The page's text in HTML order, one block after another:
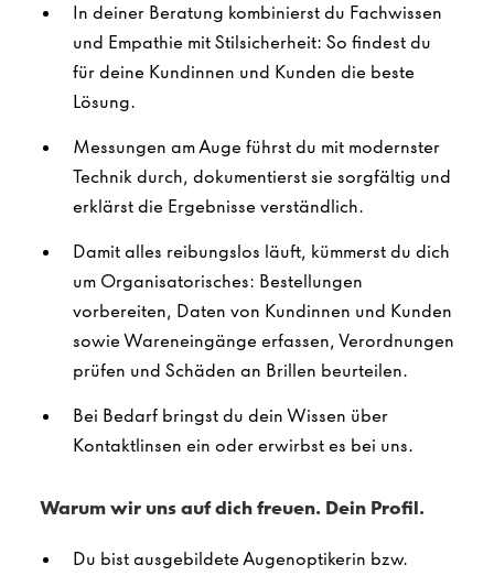
In deiner Beratung kombinierst du Fachwissen
und Empathie mit Stilsicherheit: So findest du
für deine Kundinnen und Kunden die beste
Lösung.
Messungen am Auge führst du mit modernster
Technik durch, dokumentierst sie sorgfältig und
erklärst die Ergebnisse verständlich.
Damit alles reibungslos läuft, kümmerst du dich
um Organisatorisches: Bestellungen
vorbereiten, Daten von Kundinnen und Kunden
sowie Wareneingänge erfassen, Verordnungen
prüfen und Schäden an Brillen beurteilen.
Bei Bedarf bringst du dein Wissen über
Kontaktlinsen ein oder erwirbst es bei uns.
Warum wir uns auf dich freuen. Dein Profil.
Du bist ausgebildete Augenoptikerin bzw.